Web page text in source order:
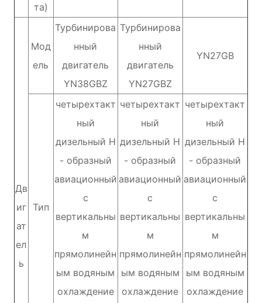
та)
Дв
иг
ат
ел
ь
Мод
ель
Турбинирова
нный
двигатель
YN38GBZ
Турбинирова
нный
двигатель
YN27GBZ
YN27GB
Тип
четырехтакт
ный
дизельный Н
- образный
авиационный
с
вертикальны
м
прямолинейн
ым водяным
охлаждение
четырехтакт
ный
дизельный Н
- образный
авиационный
с
вертикальны
м
прямолинейн
ым водяным
охлаждение
четырехтакт
ный
дизельный Н
- образный
авиационный
с
вертикальны
м
прямолинейн
ым водяным
охлаждение